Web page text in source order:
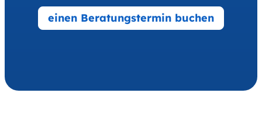
einen Beratungstermin buchen